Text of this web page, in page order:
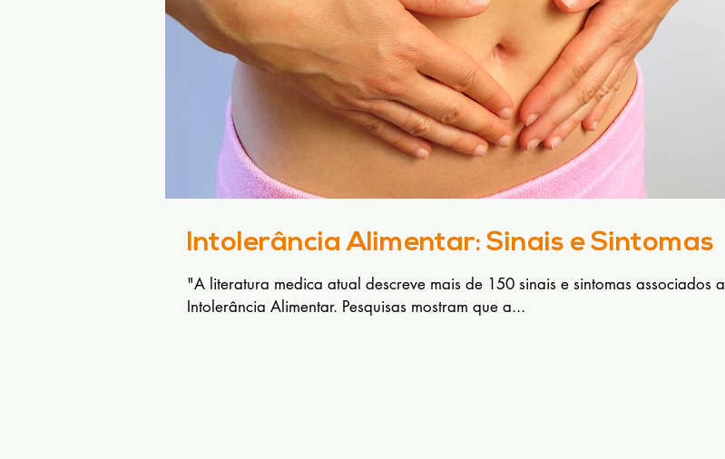
Intolerância Alimentar: Sinais e Sintomas
"A literatura medica atual descreve mais de 150 sinais e sintomas associados a
Intolerância Alimentar. Pesquisas mostram que a...